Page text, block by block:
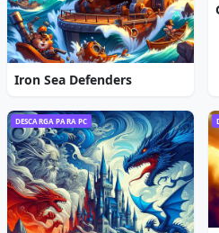
Iron Sea Defenders
DESCARGA PARA PC